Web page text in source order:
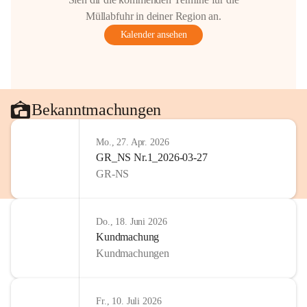
Müllabfuhr in deiner Region an.
Kalender ansehen
Bekanntmachungen
Mo., 27. Apr. 2026
GR_NS Nr.1_2026-03-27
GR-NS
Do., 18. Juni 2026
Kundmachung
Kundmachungen
Fr., 10. Juli 2026